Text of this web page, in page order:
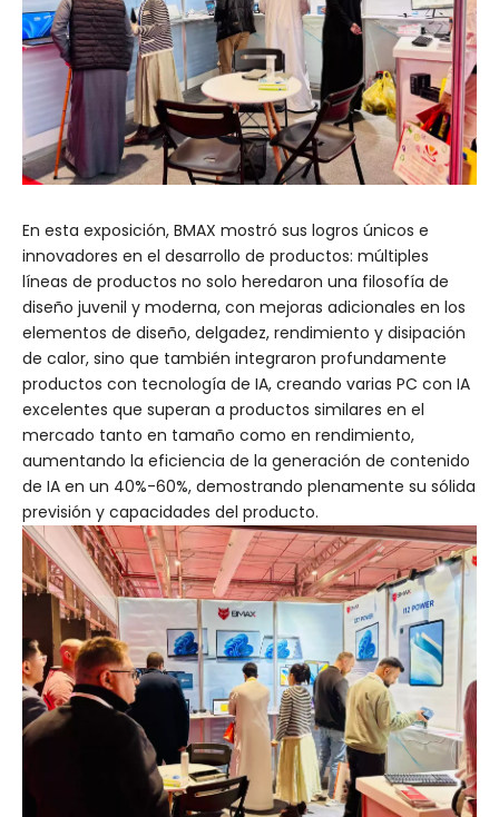
En esta exposición, BMAX mostró sus logros únicos e
innovadores en el desarrollo de productos: múltiples
líneas de productos no solo heredaron una filosofía de
diseño juvenil y moderna, con mejoras adicionales en los
elementos de diseño, delgadez, rendimiento y disipación
de calor, sino que también integraron profundamente
productos con tecnología de IA, creando varias PC con IA
excelentes que superan a productos similares en el
mercado tanto en tamaño como en rendimiento,
aumentando la eficiencia de la generación de contenido
de IA en un 40%-60%, demostrando plenamente su sólida
previsión y capacidades del producto.